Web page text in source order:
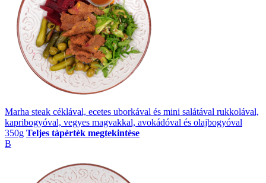
Marha steak céklával, ecetes uborkával és mini salátával rukkolával,
kapribogyóval, vegyes magvakkal, avokádóval és olajbogyóval
350g Teljes tàpèrtèk megtekintèse
B